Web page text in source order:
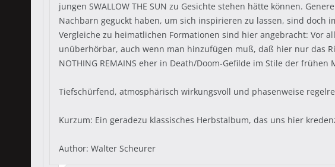
jungen SWALLOW THE SUN zu Gesichte stehen hätte können.
Nachbarn geguckt haben, um sich inspirieren zu lassen, sind doch
Vergleiche zu heimatlichen Formationen sind hier angebracht: Vor
unüberhörbar, auch wenn man hinzufügen muß, daß hier nur das
NOTHING REMAINS eher in Death/Doom-Gefilde im Stile der frühen
Tiefschürfend, atmosphärisch wirkungsvoll und phasenweise
Kurzum: Ein geradezu klassisches Herbstalbum, das uns hier
Author: Walter Scheurer